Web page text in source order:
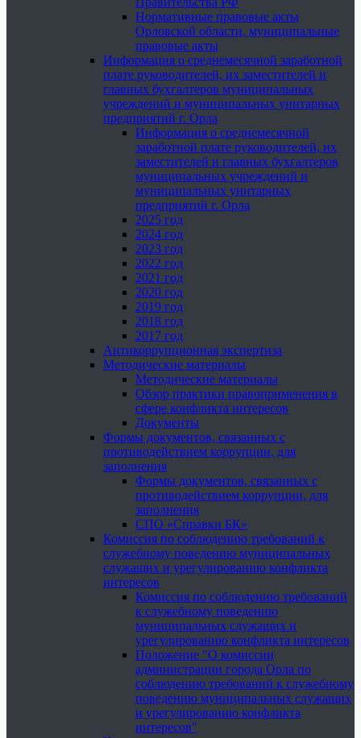
Нормативные правовые акты
Орловской области, муниципальные
правовые акты
Информация о среднемесячной заработной
плате руководителей, их заместителей и
главных бухгалтеров муниципальных
учреждений и муниципальных унитарных
предприятий г. Орла
Информация о среднемесячной
заработной плате руководителей, их
заместителей и главных бухгалтеров
муниципальных учреждений и
муниципальных унитарных
предприятий г. Орла
2025 год
2024 год
2023 год
2022 год
2021 год
2020 год
2019 год
2018 год
2017 год
Антикоррупционная экспертиза
Методические материалы
Методические материалы
Обзор практики правоприменения в
сфере конфликта интересов
Документы
Формы документов, связанных с
противодействием коррупции, для
заполнения
Формы документов, связанных с
противодействием коррупции, для
заполнения
СПО «Справки БК»
Комиссия по соблюдению требований к
служебному поведению муниципальных
служащих и урегулированию конфликта
интересов
Комиссия по соблюдению требований
к служебному поведению
муниципальных служащих и
урегулированию конфликта интересов
Положение "О комиссии
администрации города Орла по
соблюдению требований к служебному
поведению муниципальных служащих
и урегулированию конфликта
интересов"